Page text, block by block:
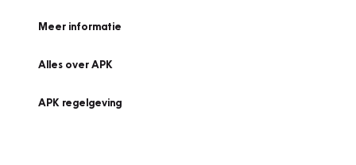
Meer informatie
Alles over APK
APK regelgeving